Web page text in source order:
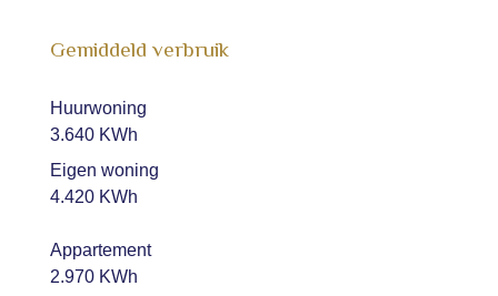
Gemiddeld verbruik
Huurwoning
3.640 KWh
Eigen woning
4.420 KWh
Appartement
2.970 KWh